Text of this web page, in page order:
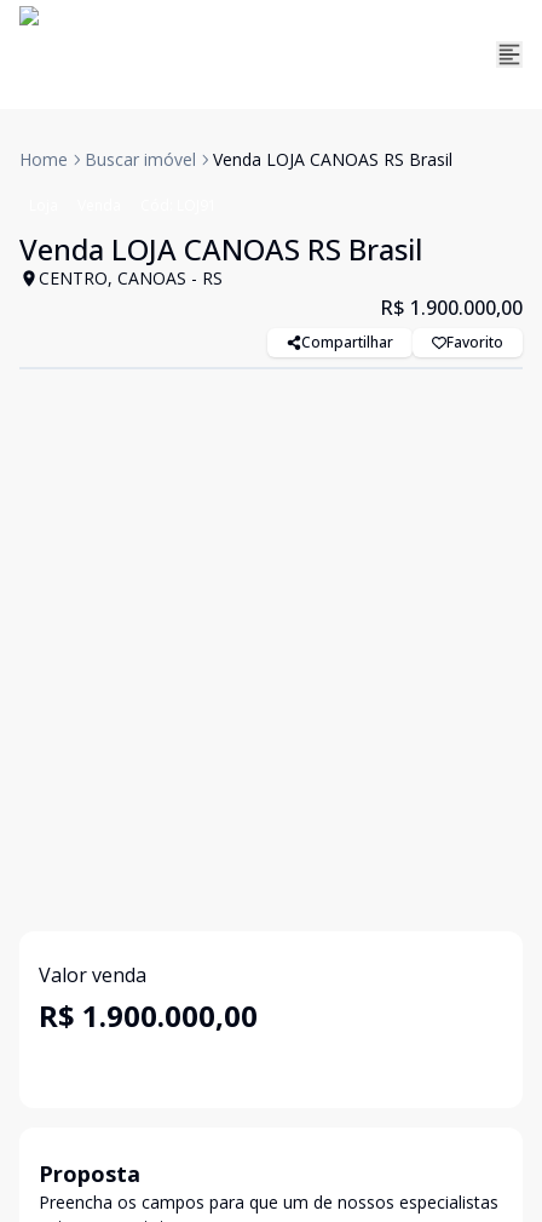
Home Buscar imóvel Venda LOJA CANOAS RS Brasil
Venda LOJA CANOAS RS Brasil
CENTRO, CANOAS - RS
R$ 1.900.000,00
Compartilhar Favorito
Valor venda
R$ 1.900.000,00
Proposta
Preencha os campos para que um de nossos especialistas